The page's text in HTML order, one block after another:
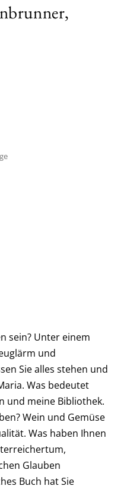
sein? Unter einem
und
Sie alles stehen und
Was bedeutet
und meine Bibliothek.
Wein und Gemüse
Was haben Ihnen
Glauben
Buch hat Sie